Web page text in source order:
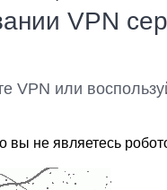
VPN
VPN или
вы не являетесь